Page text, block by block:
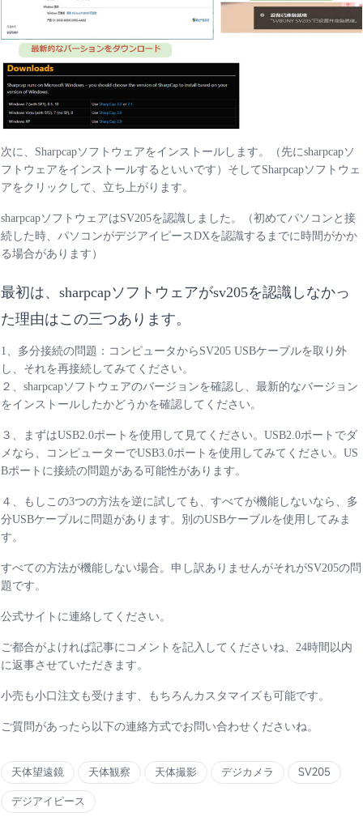
次に、Sharpcapソフトウェアをインストールします。（先にsharpcapソ
フトウェアをインストールするといいです）そしてSharpcapソフトウェ
アをクリックして、立ち上がります。
sharpcapソフトウェアはSV205を認識しました。（初めてパソコンと接
続した時、パソコンがデジアイピースDXを認識するまでに時間がかか
る場合があります）
最初は、sharpcapソフトウェアがsv205を認識しなかっ
た理由はこの三つあります。
1、多分接続の問題：コンピュータからSV205 USBケーブルを取り外
し、それを再接続してみてください。
２、sharpcapソフトウェアのバージョンを確認し、最新的なバージョン
をインストールしたかどうかを確認してください。
３、まずはUSB2.0ポートを使用して見てください。USB2.0ポートでダ
メなら、コンピューターでUSB3.0ポートを使用してみてください。US
Bポートに接続の問題がある可能性があります。
４、もしこの3つの方法を逆に試しても、すべてが機能しないなら、多
分USBケーブルに問題があります。別のUSBケーブルを使用してみま
す。
すべての方法が機能しない場合。申し訳ありませんがそれがSV205の問
題です。
公式サイトに連絡してください。
ご都合がよければ記事にコメントを記入してくださいね、24時間以内
に返事させていただきます。
小売も小口注文も受けます、もちろんカスタマイズも可能です。
ご質問があったら以下の連絡方式でお問い合わせくださいね。
天体望遠鏡 天体観察 天体撮影 デジカメラ
SV205
デジアイピース